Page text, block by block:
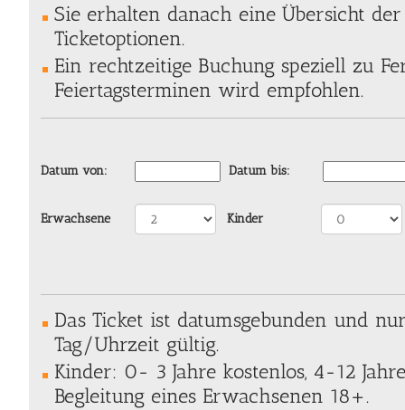
Sie erhalten danach eine Übersicht
Ticketoptionen.
Ein rechtzeitige Buchung speziell zu
Feiertagsterminen wird empfohlen.
Datum von: Datum bis:
Erwachsene Kinder
Das Ticket ist datumsgebunden und
Tag/Uhrzeit gültig.
Kinder: 0- 3 Jahre kostenlos, 4-12
Begleitung eines Erwachsenen 18+.